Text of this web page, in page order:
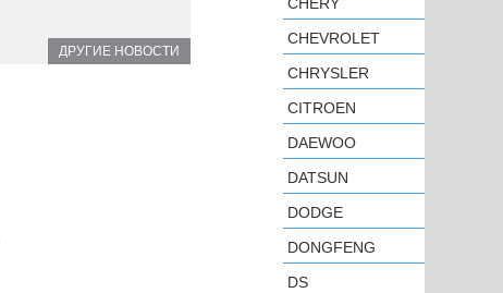
ДРУГИЕ НОВОСТИ
CHEVROLET
CHRYSLER
CITROEN
DAEWOO
DATSUN
DODGE
DONGFENG
DS